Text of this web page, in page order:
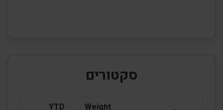
סקטורים
Weight
YTD